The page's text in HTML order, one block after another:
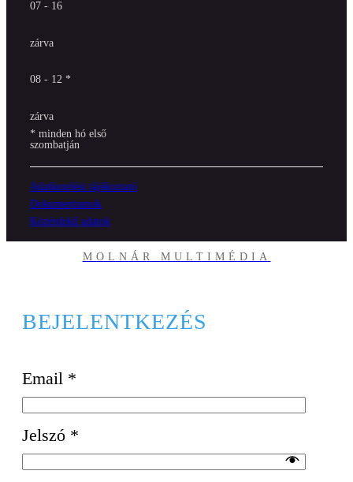
07 - 16
zárva
08 - 12 *
zárva
* minden hó első
szombatján
Adatkezelési tájékoztató
Dokumentumok
Közérdekű adatok
MOLNÁR MULTIMÉDIA
BEJELENTKEZÉS
Email *
Jelszó *